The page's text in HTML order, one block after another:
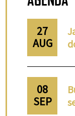
27
AUG
08
SEP